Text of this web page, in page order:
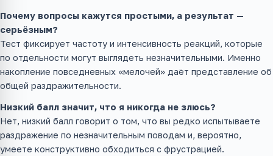
Почему вопросы кажутся простыми, а результат —
серьёзным?
Тест фиксирует частоту и интенсивность реакций, которые
по отдельности могут выглядеть незначительными. Именно
накопление повседневных «мелочей» даёт представление об
общей раздражительности.
Низкий балл значит, что я никогда не злюсь?
Нет, низкий балл говорит о том, что вы редко испытываете
раздражение по незначительным поводам и, вероятно,
умеете конструктивно обходиться с фрустрацией.